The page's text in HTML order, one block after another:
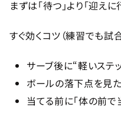
まずは「待つ」より「迎えに
すぐ効くコツ（練習でも試
サーブ後に“軽いステ
ボールの落下点を見
当てる前に「体の前で